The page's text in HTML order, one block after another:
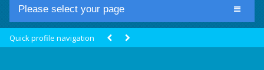
Please select your page
Quick profile navigation